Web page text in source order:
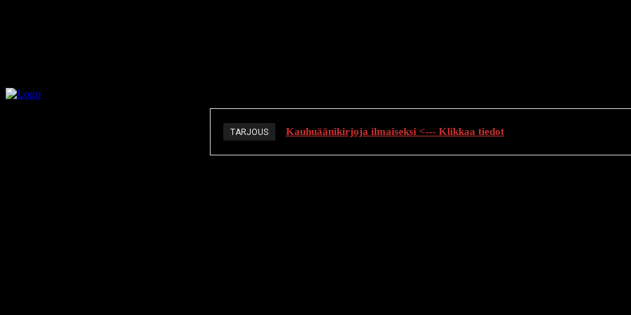
TARJOUS Kauhuäänikirjoja ilmaiseksi <--- Klikkaa tiedot